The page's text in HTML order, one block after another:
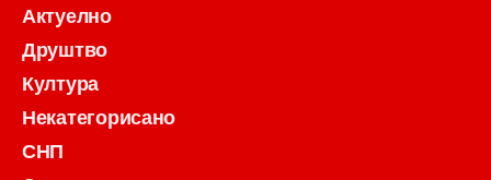
Актуелно
Друштво
Култура
Некатегорисано
СНП